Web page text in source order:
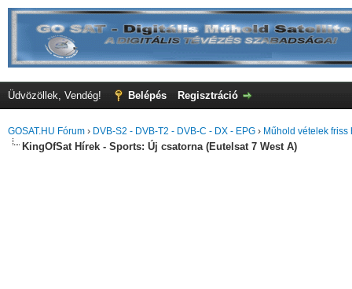
Üdvözöllek, Vendég! Belépés Regisztráció
GOSAT.HU Fórum › DVB-S2 - DVB-T2 - DVB-C - DX - EPG › Műhold vételek friss
KingOfSat Hírek - Sports: Új csatorna (Eutelsat 7 West A)